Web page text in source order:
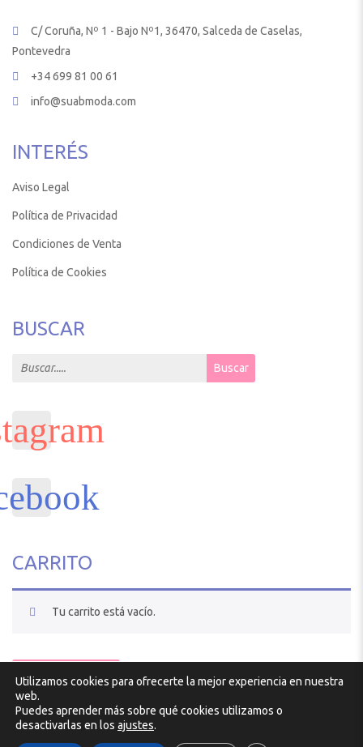
C/ Coruña, Nº 1 - Bajo Nº1, 36470, Salceda de Caselas,
Pontevedra
+34 699 81 00 61
info@suabmoda.com
INTERÉS
Aviso Legal
Política de Privacidad
Condiciones de Venta
Política de Cookies
BUSCAR
Search for: Buscar
CARRITO
Tu carrito está vacío.
VOLVER A LA TIENDA
Utilizamos cookies para ofrecerte la mejor experiencia en nuestra
web.
Puedes aprender más sobre qué cookies utilizamos o
desactivarlas en los ajustes.